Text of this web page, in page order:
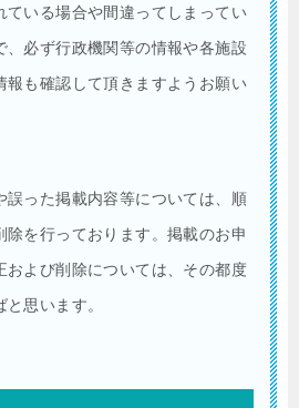
ている場合や間違ってしまってい
、必ず行政機関等の情報や各施設
報も確認して頂きますようお願い
誤った掲載内容等については、順
除を行っております。掲載のお申
および削除については、その都度
思います。